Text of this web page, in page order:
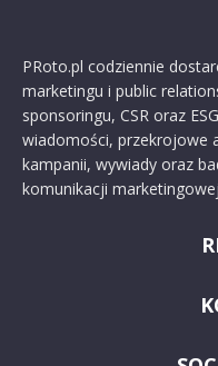
PRoto.pl codziennie
marketingu i public
sponsoringu, CSR oraz
wiadomości, przekrojowe
kampanii, wywiady oraz
komunikacji